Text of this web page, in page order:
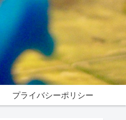
プライバシーポリシー